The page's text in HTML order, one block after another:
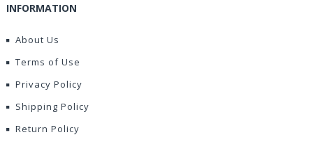
INFORMATION
About Us
Terms of Use
Privacy Policy
Shipping Policy
Return Policy